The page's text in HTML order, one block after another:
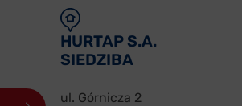
HURTAP S.A.
SIEDZIBA
ul. Górnicza 2